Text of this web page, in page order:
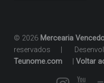
© 2026 Mercearia
reservados
Teunome.com
Voltar
InstagramYoutube